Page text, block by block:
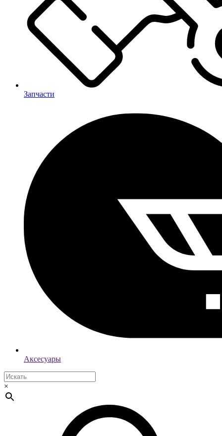
Запчасти
Аксесуары
×